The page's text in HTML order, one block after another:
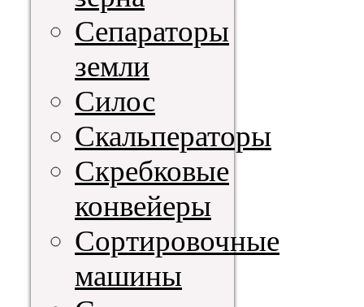
Сепараторы
земли
Силос
Скальператоры
Скребковые
конвейеры
Сортировочные
машины